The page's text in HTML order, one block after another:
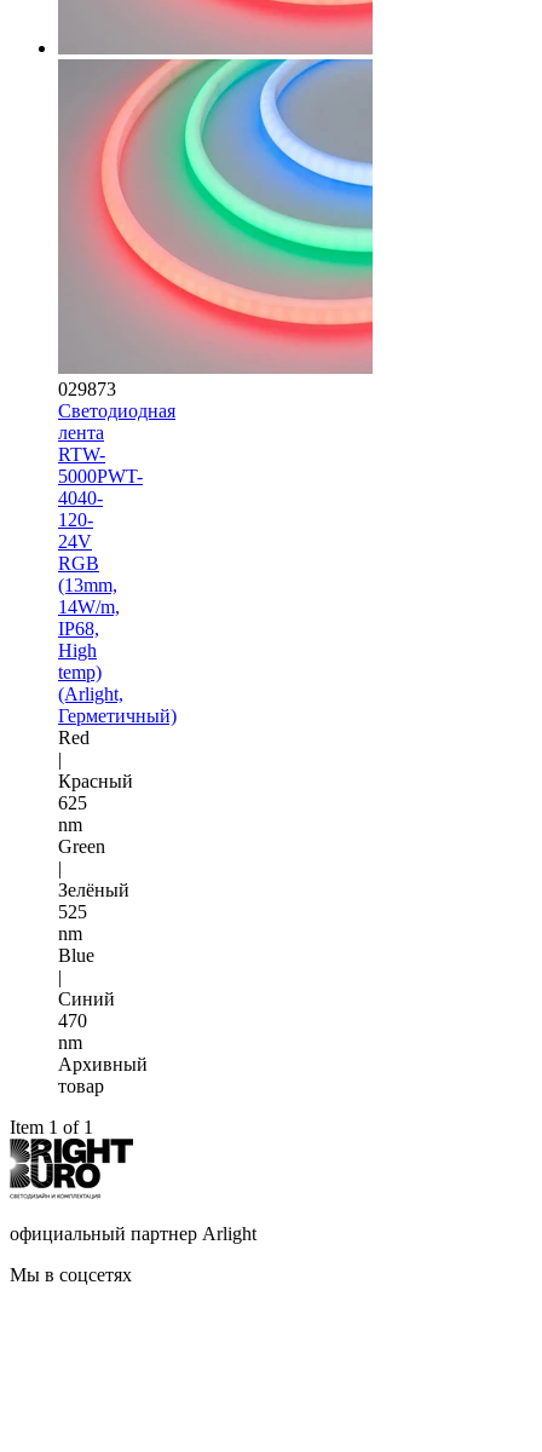
029873
Светодиодная
лента
RTW-
5000PWT-
4040-
120-
24V
RGB
(13mm,
14W/m,
IP68,
High
temp)
(Arlight,
Герметичный)
Red
|
Красный
625
nm
Green
|
Зелёный
525
nm
Blue
|
Синий
470
nm
Архивный
товар
Item 1 of 1
официальный партнер Arlight
Мы в соцсетях